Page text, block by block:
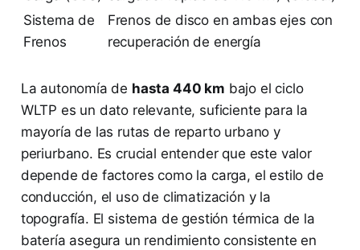
Sistema de
Frenos
Frenos de disco en ambas ejes con
recuperación de energía
La autonomía de hasta 440 km bajo el ciclo
WLTP es un dato relevante, suficiente para la
mayoría de las rutas de reparto urbano y
periurbano. Es crucial entender que este valor
depende de factores como la carga, el estilo de
conducción, el uso de climatización y la
topografía. El sistema de gestión térmica de la
batería asegura un rendimiento consistente en